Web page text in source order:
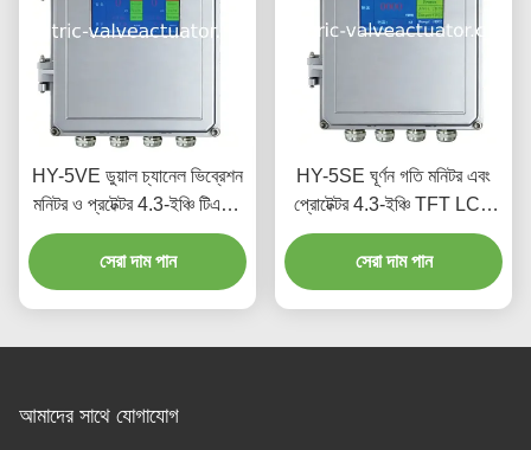
HY-5VE ডুয়াল চ্যানেল ভিব্রেশন
মনিটর ও প্রটেক্টর 4.3-ইঞ্চি টিএফটি
এলসিডি টাচস্ক্রিন এবং আইপি 56
ওয়াটারপ্রুফ কেস সহ টারবাইনগুলির
জন্য
সেরা দাম পান
HY-5SE ঘূর্ণন গতি মনিটর এবং
প্রোটেক্টর 4.3-ইঞ্চি TFT LCD
টাচ স্ক্রিন RS485 কমিউনিকেশন
এবং IP56 জলরোধী কেসিং সহ
সেরা দাম পান
আমাদের সাথে যোগাযোগ